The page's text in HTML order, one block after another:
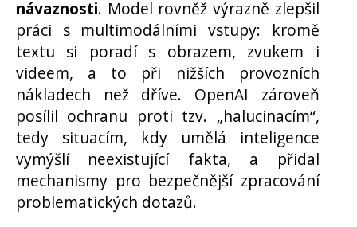
návaznosti. Model rovněž výrazně zlepšil
práci s multimodálními vstupy: kromě
textu si poradí s obrazem, zvukem i
videem, a to při nižších provozních
nákladech než dříve. OpenAI zároveň
posílil ochranu proti tzv. „halucinacím“,
tedy situacím, kdy umělá inteligence
vymýšlí neexistující fakta, a přidal
mechanismy pro bezpečnější zpracování
problematických dotazů.